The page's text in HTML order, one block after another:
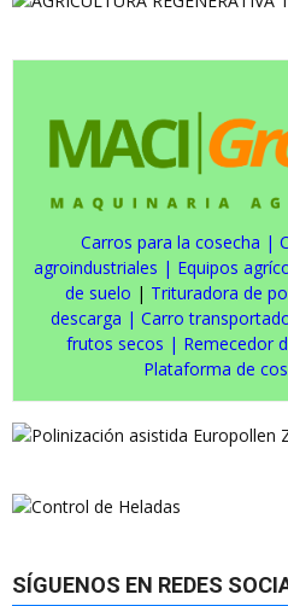
Carros para la cosecha |
agroindustriales | Equipos
de suelo | Trituradora de
descarga | Carro
frutos secos | Remecedor
Plataforma de
SÍGUENOS EN REDES